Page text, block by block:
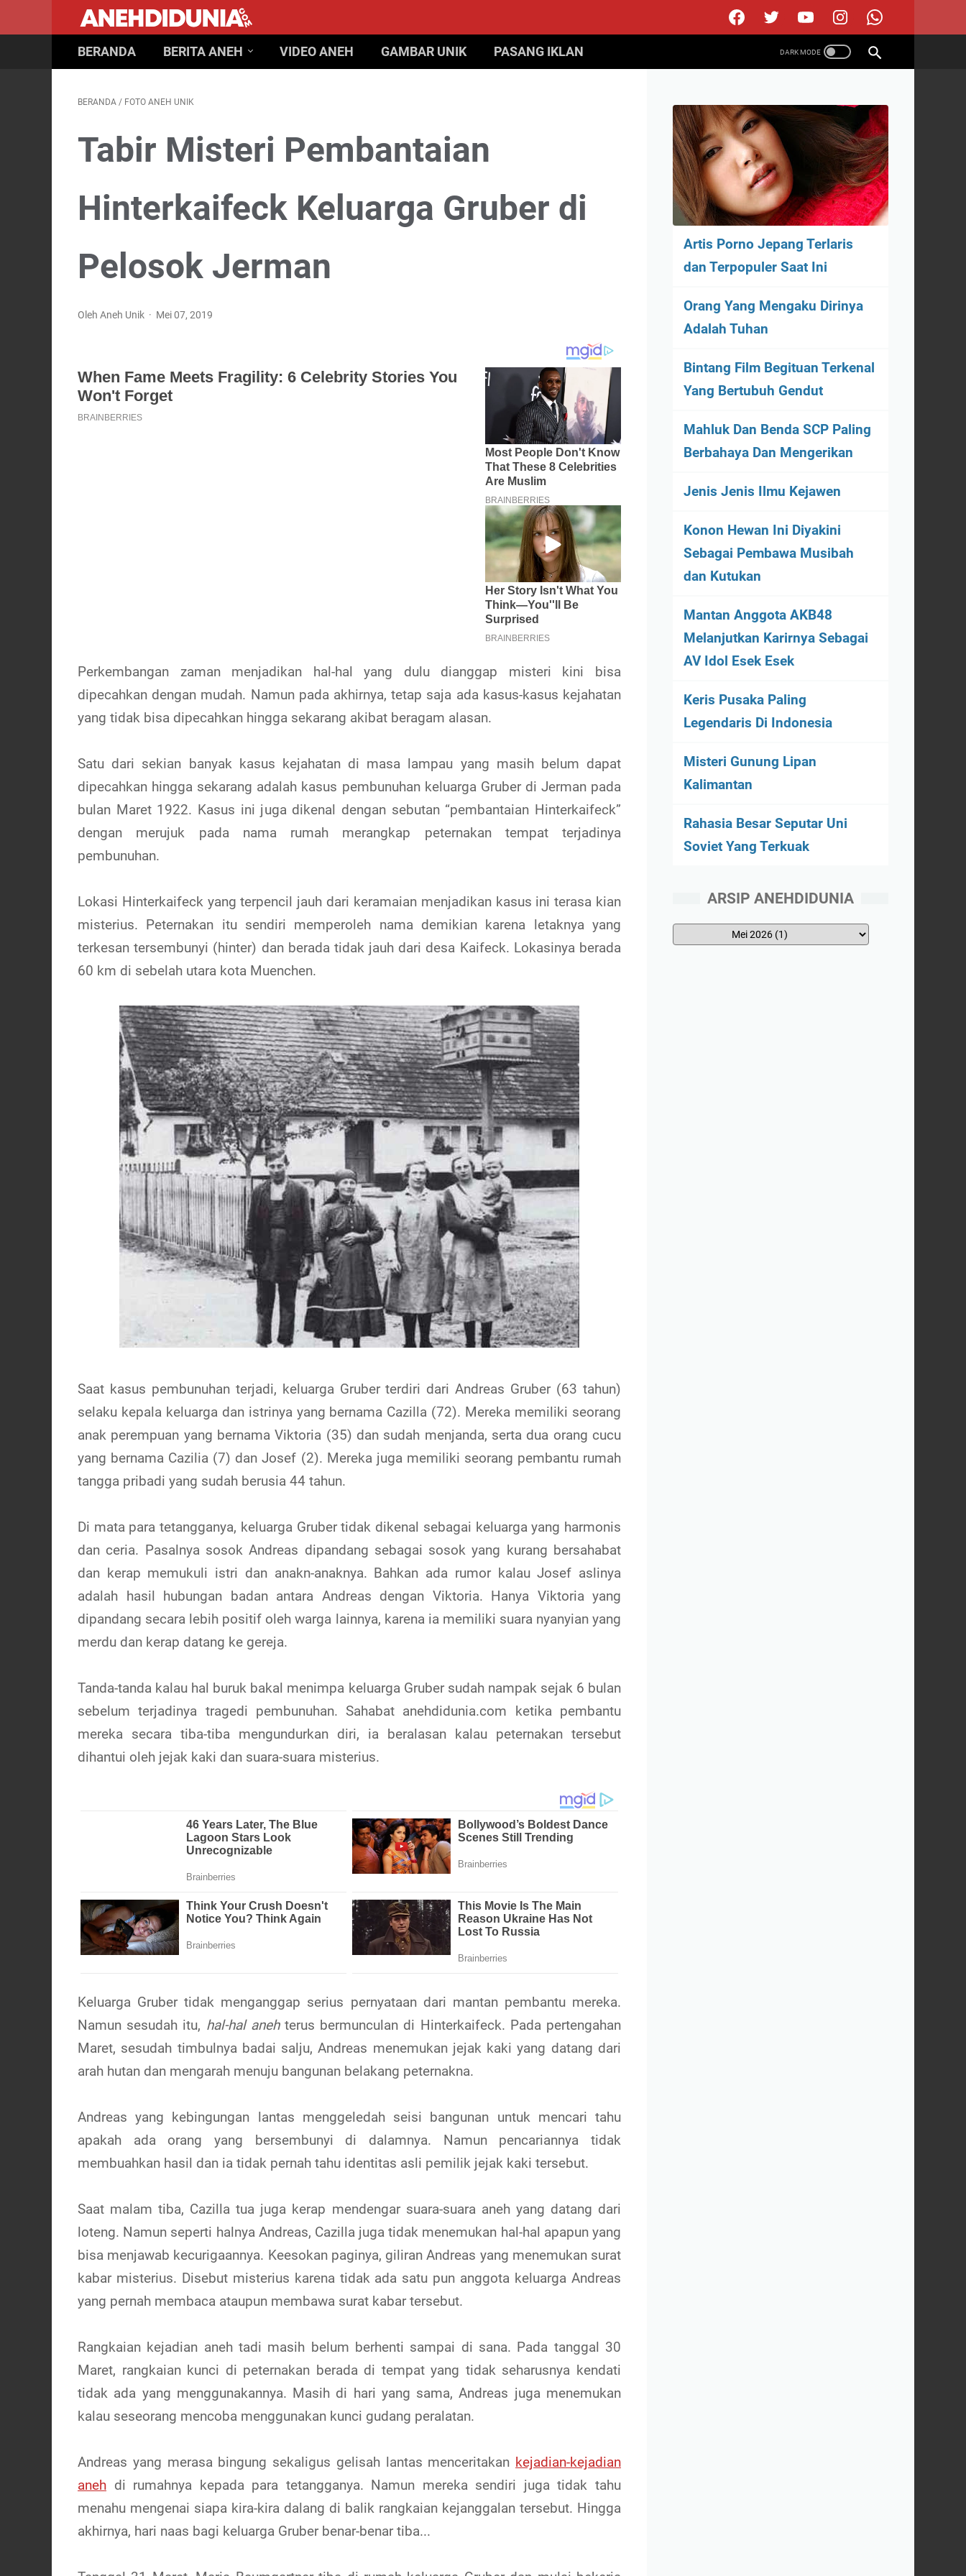
BERANDA BERITA ANEH VIDEO ANEH GAMBAR UNIK PASANG IKLAN
BERANDA / FOTO ANEH UNIK
Tabir Misteri Pembantaian
Hinterkaifeck Keluarga Gruber di
Pelosok Jerman
Oleh Aneh Unik Mei 07, 2019
Perkembangan zaman menjadikan hal-hal yang dulu dianggap misteri kini bisa
dipecahkan dengan mudah. Namun pada akhirnya, tetap saja ada kasus-kasus kejahatan
yang tidak bisa dipecahkan hingga sekarang akibat beragam alasan.
Satu dari sekian banyak kasus kejahatan di masa lampau yang masih belum dapat
dipecahkan hingga sekarang adalah kasus pembunuhan keluarga Gruber di Jerman pada
bulan Maret 1922. Kasus ini juga dikenal dengan sebutan “pembantaian Hinterkaifeck”
dengan merujuk pada nama rumah merangkap peternakan tempat terjadinya
pembunuhan.
Lokasi Hinterkaifeck yang terpencil jauh dari keramaian menjadikan kasus ini terasa kian
misterius. Peternakan itu sendiri memperoleh nama demikian karena letaknya yang
terkesan tersembunyi (hinter) dan berada tidak jauh dari desa Kaifeck. Lokasinya berada
60 km di sebelah utara kota Muenchen.
Saat kasus pembunuhan terjadi, keluarga Gruber terdiri dari Andreas Gruber (63 tahun)
selaku kepala keluarga dan istrinya yang bernama Cazilla (72). Mereka memiliki seorang
anak perempuan yang bernama Viktoria (35) dan sudah menjanda, serta dua orang cucu
yang bernama Cazilia (7) dan Josef (2). Mereka juga memiliki seorang pembantu rumah
tangga pribadi yang sudah berusia 44 tahun.
Di mata para tetangganya, keluarga Gruber tidak dikenal sebagai keluarga yang harmonis
dan ceria. Pasalnya sosok Andreas dipandang sebagai sosok yang kurang bersahabat
dan kerap memukuli istri dan anakn-anaknya. Bahkan ada rumor kalau Josef aslinya
adalah hasil hubungan badan antara Andreas dengan Viktoria. Hanya Viktoria yang
dipandang secara lebih positif oleh warga lainnya, karena ia memiliki suara nyanyian yang
merdu dan kerap datang ke gereja.
Tanda-tanda kalau hal buruk bakal menimpa keluarga Gruber sudah nampak sejak 6 bulan
sebelum terjadinya tragedi pembunuhan. Sahabat anehdidunia.com ketika pembantu
mereka secara tiba-tiba mengundurkan diri, ia beralasan kalau peternakan tersebut
dihantui oleh jejak kaki dan suara-suara misterius.
Keluarga Gruber tidak menganggap serius pernyataan dari mantan pembantu mereka.
Namun sesudah itu, hal-hal anehterus bermunculan di Hinterkaifeck. Pada pertengahan
Maret, sesudah timbulnya badai salju, Andreas menemukan jejak kaki yang datang dari
arah hutan dan mengarah menuju bangunan belakang peternakna.
Andreas yang kebingungan lantas menggeledah seisi bangunan untuk mencari tahu
apakah ada orang yang bersembunyi di dalamnya. Namun pencariannya tidak
membuahkan hasil dan ia tidak pernah tahu identitas asli pemilik jejak kaki tersebut.
Saat malam tiba, Cazilla tua juga kerap mendengar suara-suara aneh yang datang dari
loteng. Namun seperti halnya Andreas, Cazilla juga tidak menemukan hal-hal apapun yang
bisa menjawab kecurigaannya. Keesokan paginya, giliran Andreas yang menemukan surat
kabar misterius. Disebut misterius karena tidak ada satu pun anggota keluarga Andreas
yang pernah membaca ataupun membawa surat kabar tersebut.
Rangkaian kejadian aneh tadi masih belum berhenti sampai di sana. Pada tanggal 30
Maret, rangkaian kunci di peternakan berada di tempat yang tidak seharusnya kendati
tidak ada yang menggunakannya. Masih di hari yang sama, Andreas juga menemukan
kalau seseorang mencoba menggunakan kunci gudang peralatan.
Andreas yang merasa bingung sekaligus gelisah lantas menceritakan kejadian-kejadian
aneh di rumahnya kepada para tetangganya. Namun mereka sendiri juga tidak tahu
menahu mengenai siapa kira-kira dalang di balik rangkaian kejanggalan tersebut. Hingga
akhirnya, hari naas bagi keluarga Gruber benar-benar tiba...
Artis Porno Jepang Terlaris
dan Terpopuler Saat Ini
Orang Yang Mengaku Dirinya
Adalah Tuhan
Bintang Film Begituan Terkenal
Yang Bertubuh Gendut
Mahluk Dan Benda SCP Paling
Berbahaya Dan Mengerikan
Jenis Jenis Ilmu Kejawen
Konon Hewan Ini Diyakini
Sebagai Pembawa Musibah
dan Kutukan
Mantan Anggota AKB48
Melanjutkan Karirnya Sebagai
AV Idol Esek Esek
Keris Pusaka Paling
Legendaris Di Indonesia
Misteri Gunung Lipan
Kalimantan
Rahasia Besar Seputar Uni
Soviet Yang Terkuak
ARSIP ANEHDIDUNIA